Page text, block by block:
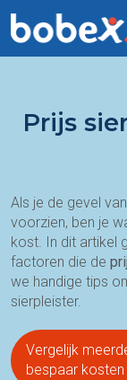
Prijs
Als je de gevel
voorzien, ben je
kost. In dit artikel
factoren die de
we handige tips
sierpleister.
Vergelijk
bespaar kosten